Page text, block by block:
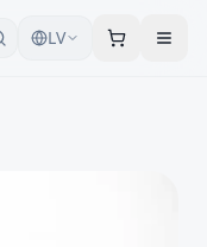
LV